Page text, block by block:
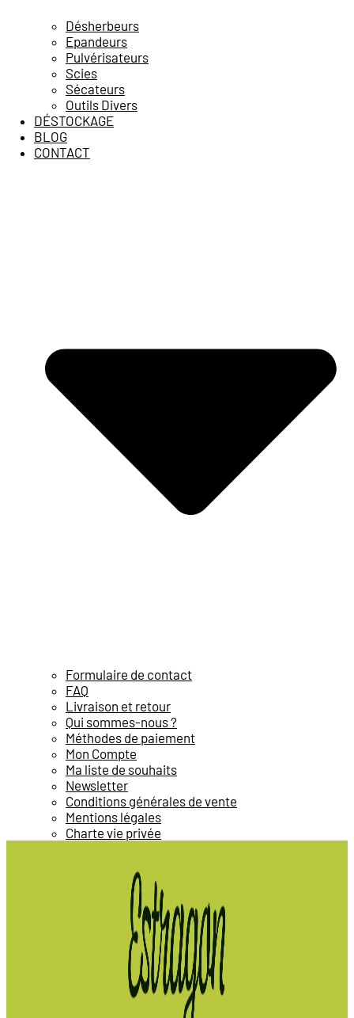
Désherbeurs
Epandeurs
Pulvérisateurs
Scies
Sécateurs
Outils Divers
DÉSTOCKAGE
BLOG
CONTACT
Formulaire de contact
FAQ
Livraison et retour
Qui sommes-nous ?
Méthodes de paiement
Mon Compte
Ma liste de souhaits
Newsletter
Conditions générales de vente
Mentions légales
Charte vie privée